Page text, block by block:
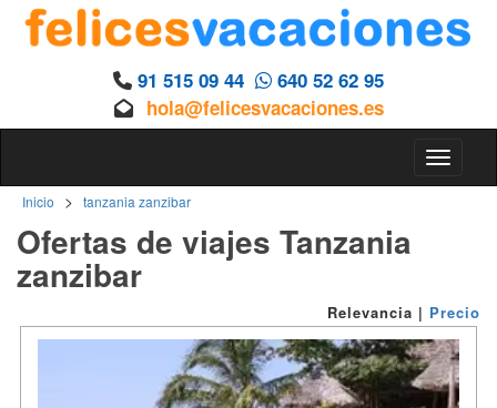
91 515 09 44
640 52 62 95
hola@felicesvacaciones.es
Toggle
Inicio > tanzania zanzibar
Ofertas de viajes Tanzania
zanzibar
Relevancia | Precio